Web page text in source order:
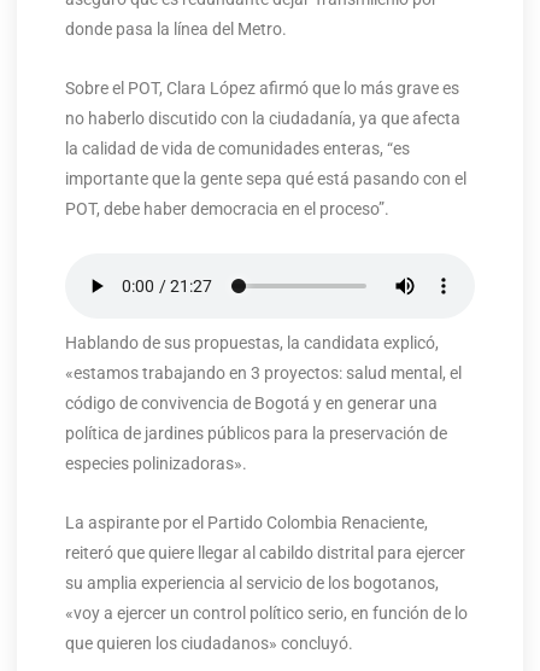
donde pasa la línea del Metro.
Sobre el POT, Clara López afirmó que lo más grave es
no haberlo discutido con la ciudadanía, ya que afecta
la calidad de vida de comunidades enteras, “es
importante que la gente sepa qué está pasando con el
POT, debe haber democracia en el proceso”.
Hablando de sus propuestas, la candidata explicó,
«estamos trabajando en 3 proyectos: salud mental, el
código de convivencia de Bogotá y en generar una
política de jardines públicos para la preservación de
especies polinizadoras».
La aspirante por el Partido Colombia Renaciente,
reiteró que quiere llegar al cabildo distrital para ejercer
su amplia experiencia al servicio de los bogotanos,
«voy a ejercer un control político serio, en función de lo
que quieren los ciudadanos» concluyó.